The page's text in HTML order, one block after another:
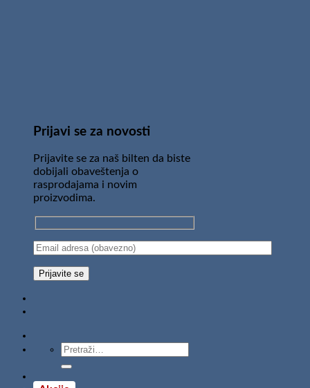
Prijavi se za novosti
Prijavite se za naš bilten da biste
dobijali obaveštenja o
rasprodajama i novim
proizvodima.
Pretraži: